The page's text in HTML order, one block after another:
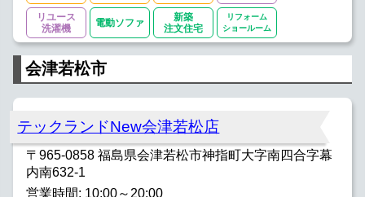
リユース
洗濯機
電動ソファ
新築
注文住宅
リフォーム
ショールーム
会津若松市
テックランドNew会津若松店
〒965-0858 福島県会津若松市神指町大字南四合字幕
内南632-1
営業時間: 10:00～20:00